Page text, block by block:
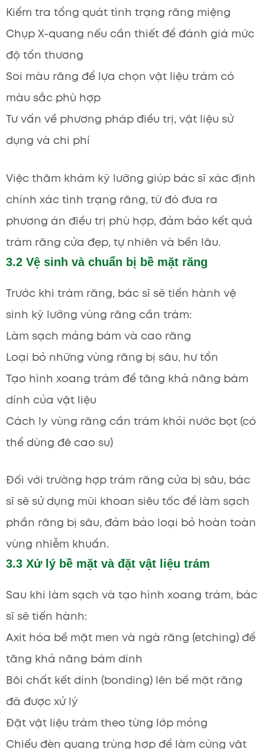
Kiểm tra tổng quát tình trạng răng miệng
Chụp X-quang nếu cần thiết để đánh giá mức
độ tổn thương
Soi màu răng để lựa chọn vật liệu trám có
màu sắc phù hợp
Tư vấn về phương pháp điều trị, vật liệu sử
dụng và chi phí
Việc thăm khám kỹ lưỡng giúp bác sĩ xác định
chính xác tình trạng răng, từ đó đưa ra
phương án điều trị phù hợp, đảm bảo kết quả
trám răng cửa đẹp, tự nhiên và bền lâu.
3.2 Vệ sinh và chuẩn bị bề mặt răng
Trước khi trám răng, bác sĩ sẽ tiến hành vệ
sinh kỹ lưỡng vùng răng cần trám:
Làm sạch mảng bám và cao răng
Loại bỏ những vùng răng bị sâu, hư tổn
Tạo hình xoang trám để tăng khả năng bám
dính của vật liệu
Cách ly vùng răng cần trám khỏi nước bọt (có
thể dùng đê cao su)
Đối với trường hợp trám răng cửa bị sâu, bác
sĩ sẽ sử dụng mũi khoan siêu tốc để làm sạch
phần răng bị sâu, đảm bảo loại bỏ hoàn toàn
vùng nhiễm khuẩn.
3.3 Xử lý bề mặt và đặt vật liệu trám
Sau khi làm sạch và tạo hình xoang trám, bác
sĩ sẽ tiến hành:
Axit hóa bề mặt men và ngà răng (etching) để
tăng khả năng bám dính
Bôi chất kết dính (bonding) lên bề mặt răng
đã được xử lý
Đặt vật liệu trám theo từng lớp mỏng
Chiếu đèn quang trùng hợp để làm cứng vật